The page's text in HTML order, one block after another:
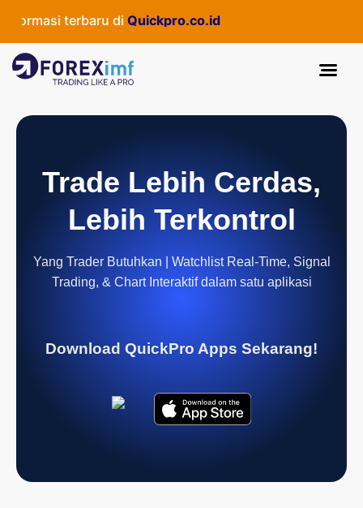
terbaru di Quickpro.co.id
Trade Lebih Cerdas,
Lebih Terkontrol
Yang Trader Butuhkan | Watchlist Real-Time, Signal
Trading, & Chart Interaktif dalam satu aplikasi
Download QuickPro Apps Sekarang!